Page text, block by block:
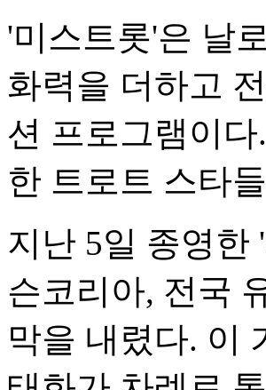
'미스트롯'은 날
화력을 더하고
션 프로그램이
한 트로트 스타
지난 5일 종영한
슨코리아, 전국
막을 내렸다. 이